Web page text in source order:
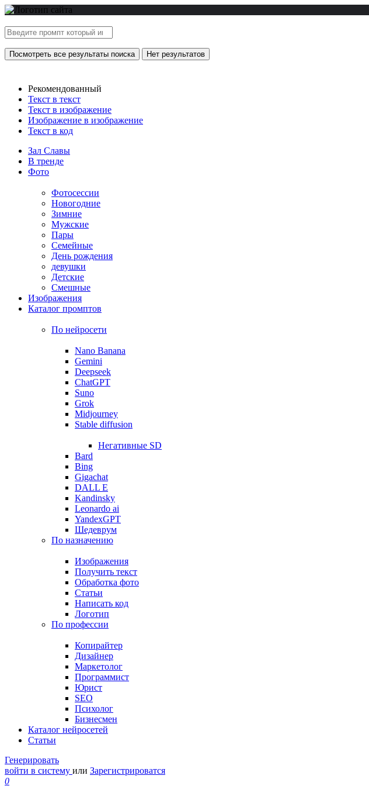
Посмотреть все результаты поиска Нет результатов
Рекомендованный
Текст в текст
Текст в изображение
Изображение в изображение
Текст в код
Зал Славы
В тренде
Фото
Фотосессии
Новогодние
Зимние
Мужские
Пары
Семейные
День рождения
девушки
Детские
Смешные
Изображения
Каталог промптов
По нейросети
Nano Banana
Gemini
Deepseek
ChatGPT
Suno
Grok
Midjourney
Stable diffusion
Негативные SD
Bard
Bing
Gigachat
DALL E
Kandinsky
Leonardo ai
YandexGPT
Шедеврум
По назначению
Изображения
Получить текст
Обработка фото
Статьи
Написать код
Логотип
По профессии
Копирайтер
Дизайнер
Маркетолог
Программист
Юрист
SEO
Психолог
Бизнесмен
Каталог нейросетей
Статьи
Генерировать
войти в систему или Зарегистрироватся
0